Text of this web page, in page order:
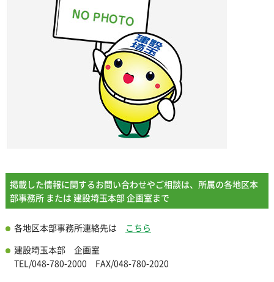
掲載した情報に関するお問い合わせやご相談は、所属の各地区本
部事務所 または 建設埼玉本部 企画室まで
各地区本部事務所連絡先は
こちら
建設埼玉本部 企画室
TEL/048-780-2000 FAX/048-780-2020